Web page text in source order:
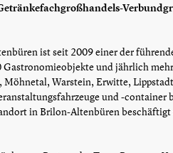
ist seit 2009 einer der
und jährlich
Warstein, Erwitte,
und -container
in Brilon-Altenbüren beschäftigt